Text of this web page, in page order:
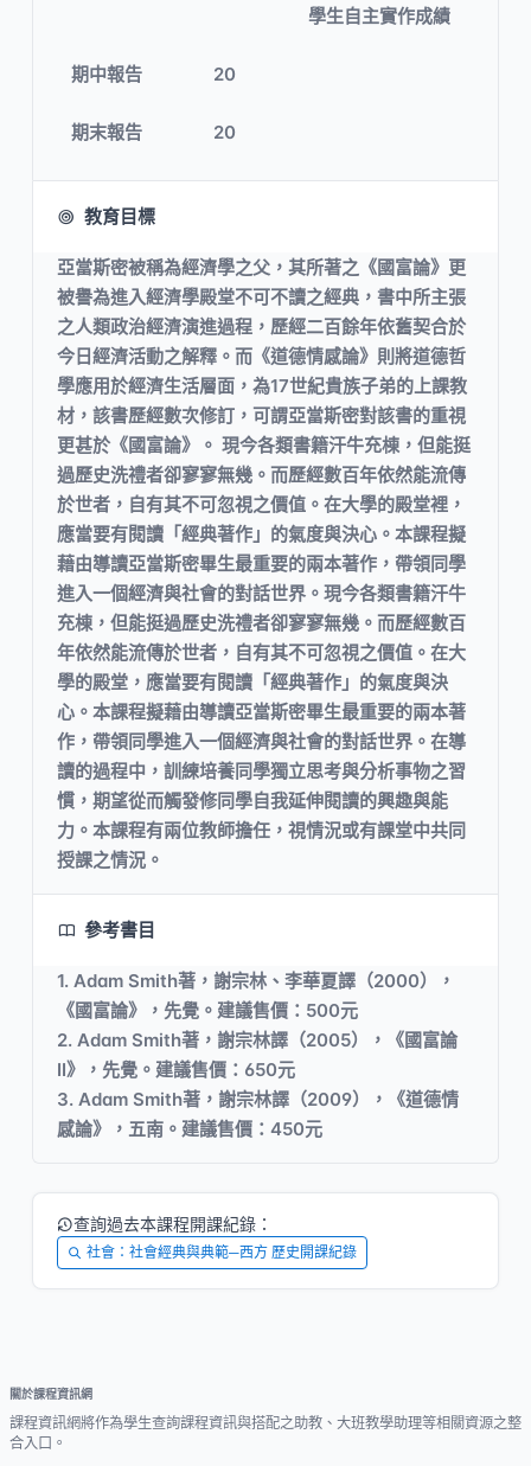
學生自主實作成績
期中報告 20
期末報告 20
教育目標
亞當斯密被稱為經濟學之父，其所著之《國富論》更
被譽為進入經濟學殿堂不可不讀之經典，書中所主張
之人類政治經濟演進過程，歷經二百餘年依舊契合於
今日經濟活動之解釋。而《道德情感論》則將道德哲
學應用於經濟生活層面，為17世紀貴族子弟的上課教
材，該書歷經數次修訂，可謂亞當斯密對該書的重視
更甚於《國富論》。 現今各類書籍汗牛充棟，但能挺
過歷史洗禮者卻寥寥無幾。而歷經數百年依然能流傳
於世者，自有其不可忽視之價值。在大學的殿堂裡，
應當要有閱讀「經典著作」的氣度與決心。本課程擬
藉由導讀亞當斯密畢生最重要的兩本著作，帶領同學
進入一個經濟與社會的對話世界。現今各類書籍汗牛
充棟，但能挺過歷史洗禮者卻寥寥無幾。而歷經數百
年依然能流傳於世者，自有其不可忽視之價值。在大
學的殿堂，應當要有閱讀「經典著作」的氣度與決
心。本課程擬藉由導讀亞當斯密畢生最重要的兩本著
作，帶領同學進入一個經濟與社會的對話世界。在導
讀的過程中，訓練培養同學獨立思考與分析事物之習
慣，期望從而觸發修同學自我延伸閱讀的興趣與能
力。本課程有兩位教師擔任，視情況或有課堂中共同
授課之情況。
參考書目
1. Adam Smith著，謝宗林、李華夏譯（2000），
《國富論》，先覺。建議售價：500元
2. Adam Smith著，謝宗林譯（2005），《國富論
II》，先覺。建議售價：650元
3. Adam Smith著，謝宗林譯（2009），《道德情
感論》，五南。建議售價：450元
查詢過去本課程開課紀錄：
社會：社會經典與典範─西方 歷史開課紀錄
關於課程資訊網
課程資訊網將作為學生查詢課程資訊與搭配之助教、大班教學助理等相關資源之整
合入口。